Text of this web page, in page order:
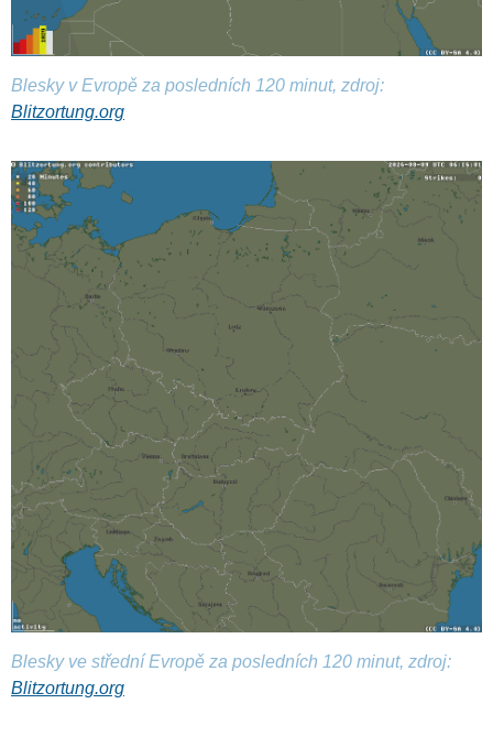
Blesky v Evropě za posledních 120 minut, zdroj:
Blitzortung.org
Blesky ve střední Evropě za posledních 120 minut, zdroj:
Blitzortung.org